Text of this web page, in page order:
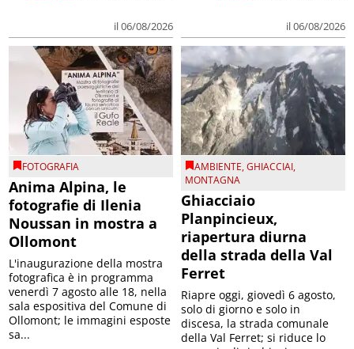
il 06/08/2026 il 06/08/2026
FOTOGRAFIA
Anima Alpina, le
fotografie di Ilenia
Noussan in mostra a
Ollomont
L'inaugurazione della mostra
fotografica è in programma
venerdì 7 agosto alle 18, nella
sala espositiva del Comune di
Ollomont; le immagini esposte
sa...
AMBIENTE,GHIACCIAI,
MONTAGNA
Ghiacciaio
Planpincieux,
riapertura diurna
della strada della Val
Ferret
Riapre oggi, giovedì 6 agosto,
solo di giorno e solo in
discesa, la strada comunale
della Val Ferret; si riduce lo